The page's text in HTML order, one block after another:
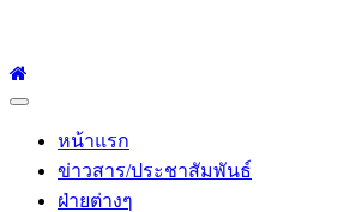
Primary
หน้าแรก
ข่าวสาร/ประชาสัมพันธ์
ฝ่ายต่างๆ